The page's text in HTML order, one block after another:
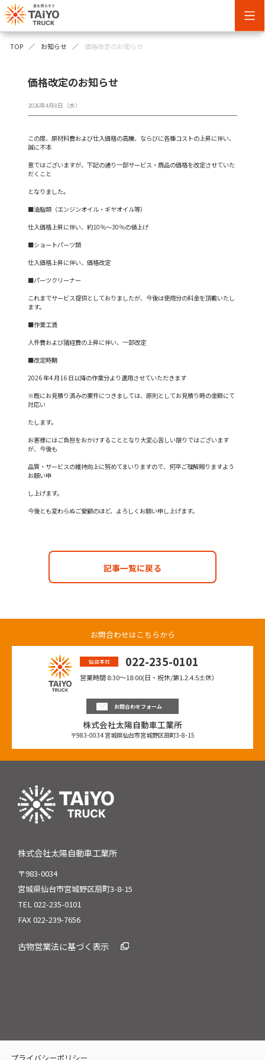
TOP お知らせ 価格改定のお知らせ
価格改定のお知らせ
2026年4月8日（水）
この度、原材料費および仕入価格の高騰、ならびに各種コストの上昇に伴い、
誠に不本
意ではございますが、下記の通り一部サービス・商品の価格を改定させていた
だくこと
となりました。
■油脂類（エンジンオイル・ギヤオイル等）
仕入価格上昇に伴い、約10％～30％の値上げ
■ショートパーツ類
仕入価格上昇に伴い、価格改定
■パーツクリーナー
これまでサービス提供としておりましたが、今後は使用分の料金を頂戴いたし
ます。
■作業工賃
人件費および諸経費の上昇に伴い、一部改定
■改定時期
2026 年4 月16 日以降の作業分より適用させていただきます
※既にお見積り済みの案件につきましては、原則としてお見積り時の金額にて
対応い
たします。
お客様にはご負担をおかけすることとなり大変心苦しい限りではございます
が、今後も
品質・サービスの維持向上に努めてまいりますので、何卒ご理解賜りますよう
お願い申
し上げます。
今後とも変わらぬご愛顧のほど、よろしくお願い申し上げます。
記事一覧に戻る
お問合わせはこちらから
仙台本社 022-235-0101
営業時間 8:30〜18:00(日・祝休/第1.2.4.5土休）
お問合わせフォーム
株式会社太陽自動車工業所
〒983-0034 宮城県仙台市宮城野区扇町3-8-15
株式会社太陽自動車工業所
〒983-0034
宮城県仙台市宮城野区扇町3-8-15
TEL 022-235-0101
FAX 022-239-7656
古物営業法に基づく表示